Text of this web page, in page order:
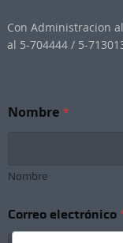
Con Administracion
al 5-704444 / 5-
Nombre*
Nombre
Correo electrónico